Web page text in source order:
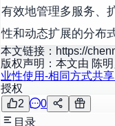
有效地管理多服务、
性和动态扩展的分布
本文链接： https://
版权声明：本文由 陈
业性使用-相同方式共
授权
2
0
目录